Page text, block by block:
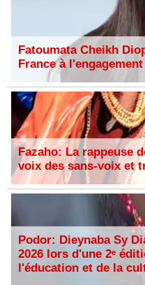
Fatoumata Cheikh
France à
Fazaho: La rappeuse
voix des sans-voix et
Podor: Dieynaba Sy
2026 lors d'une 2ᵉ
l'éducation et de la